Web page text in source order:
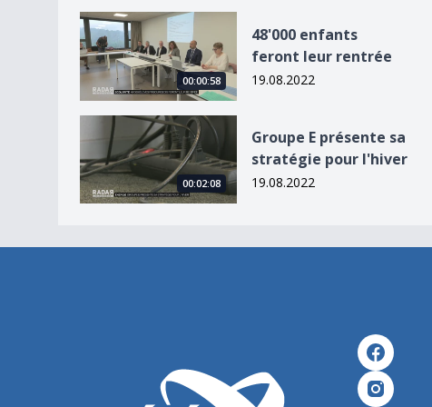
48&#039;000 enfants feront leur rentrée
00:00:58
48'000 enfants
feront leur rentrée
19.08.2022
Groupe E présente sa stratégie pour l&#039;hiver
00:02:08
Groupe E présente sa
stratégie pour l'hiver
19.08.2022